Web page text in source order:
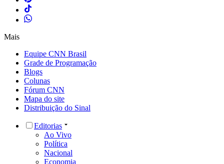
Mais
Equipe CNN Brasil
Grade de Programação
Blogs
Colunas
Fórum CNN
Mapa do site
Distribuição do Sinal
Editorias
Ao Vivo
Política
Nacional
Economia